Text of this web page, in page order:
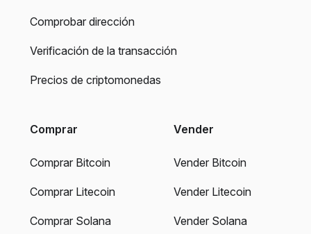
Comprobar dirección
Verificación de la transacción
Precios de criptomonedas
Comprar
Comprar Bitcoin
Comprar Litecoin
Comprar Solana
Vender
Vender Bitcoin
Vender Litecoin
Vender Solana